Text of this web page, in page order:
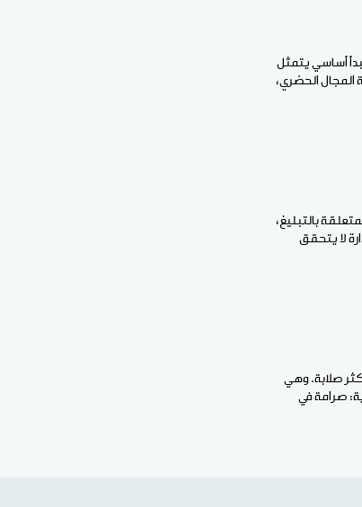
أساسي يتمثل
المجال الحضري،
بالتبليغ،
لا يتحقق
صلابة. وهي
صرامة في